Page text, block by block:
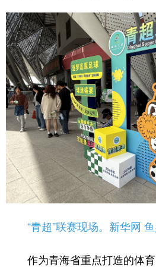
“青超”联赛现场。新华网
作为青海省重点打造的体育